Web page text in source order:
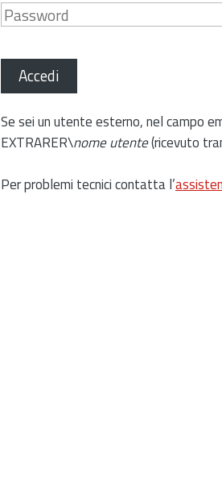
Accedi
Se sei un utente esterno, nel campo
EXTRARER\nome utente(ricevuto
Per problemi tecnici contatta l’